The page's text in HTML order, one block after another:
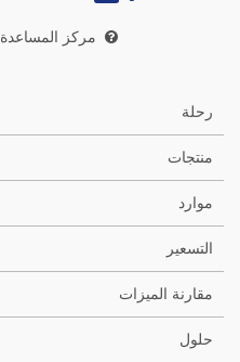
مركز المساعدة
رحلة
منتجات
موارد
التسعير
مقارنة الميزات
حلول